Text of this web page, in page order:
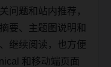
问题和站内推荐，
要、主题图说明和
继续阅读，也方便
和移动端页面